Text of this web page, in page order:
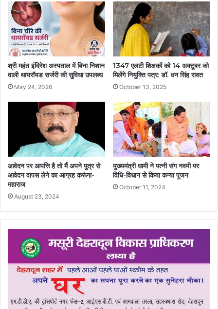
श्री महंत इंदिरेश अस्पताल में बिना निशान
वाली थायरॉयड सर्जरी की सुविधा उपलब्ध
May 24, 2026
1347 एलटी शिक्षकों को 14 अक्टूबर को
मिलेंगे नियुक्ति पत्र: डॉ. धन सिंह रावत
October 13, 2025
आवेदन पर आपत्ति है तो मैं अपने पुत्र से
आवेदन वापस लेने का आग्रह करूंगा-
महाराज
August 23, 2024
मुख्यमंत्री धामी ने पत्नी संग नवमी पर
विधि-विधान से किया कन्या पूजन
October 11, 2024